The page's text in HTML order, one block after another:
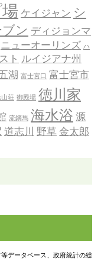
ケイジャン シ
ン ディジョンマ
ニューオーリンズ ハ
ト ルイジアナ州
湖 富士宮口 富士宮市
荘 御殿場 徳川家
流鏑馬 海水浴 源
道志川 野草 金太郎
データベース、政府統計の総